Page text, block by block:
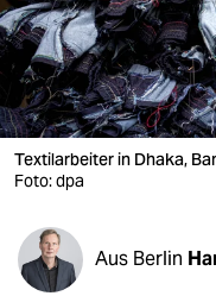
nord
wahrheit
verlag
verlag
veranstaltungen
shop
Textilarbeiter in Dhaka,
Foto: dpa
Aus Berlin